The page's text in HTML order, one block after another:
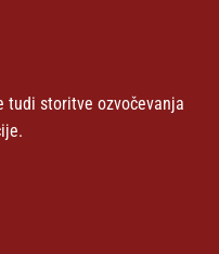
tudi storitve ozvočevanja